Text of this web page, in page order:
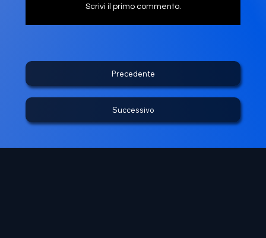
Precedente
Successivo
Scrivi il primo commento.